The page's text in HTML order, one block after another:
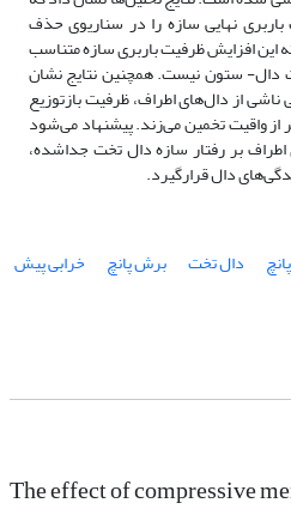
نهایی سازه را در سناریوی حذف
این افزایش ظرفیت باربری سازه متناسب
دال- ستون نیست. همچنین نتایج نشان
ناشی از دال‌های اطراف، ظرفیت بازتوزیع
از واقیت تخمین می‌زند. پیشنهاد می‌‌شود
بر رفتار سازه دال تخت جداشده،
دال قرارگیرد.
دال تخت برش پانچ خرابی پیش
The effect of compressive